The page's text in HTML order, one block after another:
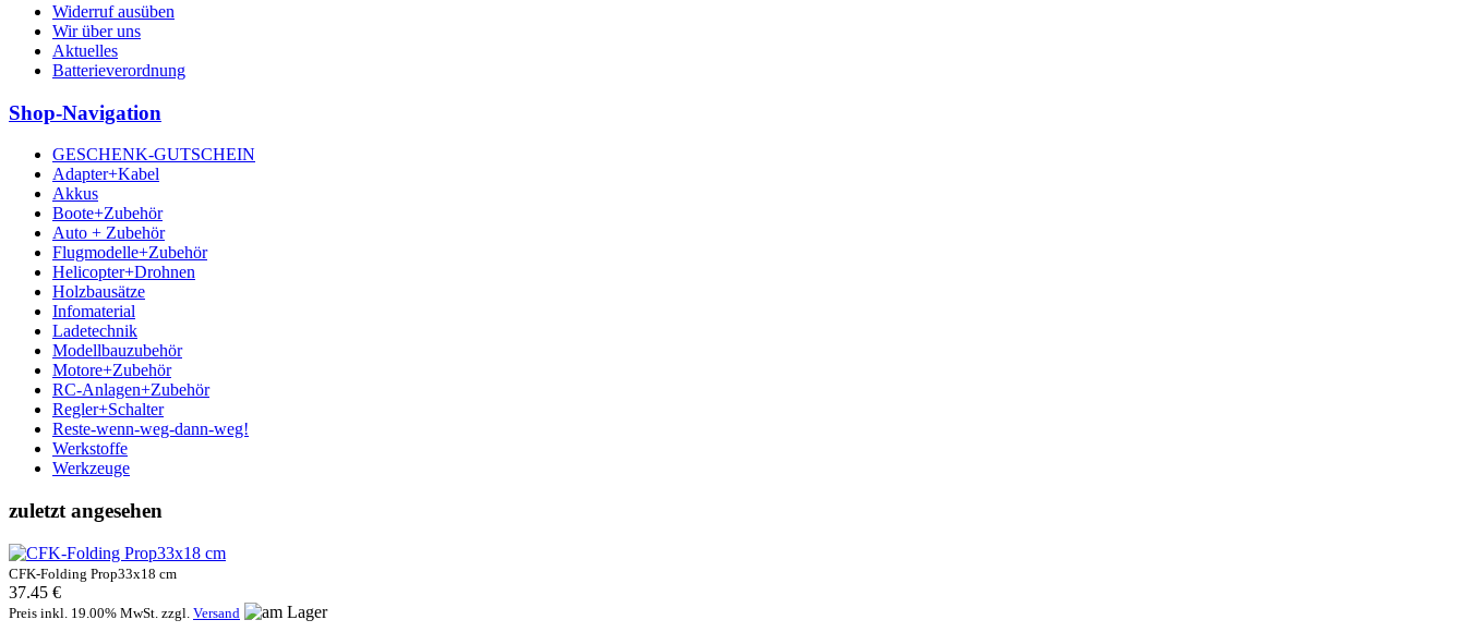
Widerruf ausüben
Wir über uns
Aktuelles
Batterieverordnung
Shop-Navigation
GESCHENK-GUTSCHEIN
Adapter+Kabel
Akkus
Boote+Zubehör
Auto + Zubehör
Flugmodelle+Zubehör
Helicopter+Drohnen
Holzbausätze
Infomaterial
Ladetechnik
Modellbauzubehör
Motore+Zubehör
RC-Anlagen+Zubehör
Regler+Schalter
Reste-wenn-weg-dann-weg!
Werkstoffe
Werkzeuge
zuletzt angesehen
CFK-Folding Prop33x18 cm
37.45 €
Preis inkl. 19.00% MwSt. zzgl. Versand